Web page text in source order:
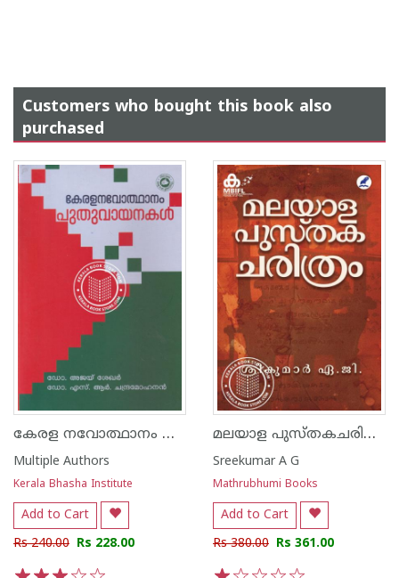
Customers who bought this book also
purchased
കേരള നവോത്ഥാനം പുതു വായനകള്‍
Multiple Authors
Kerala Bhasha Institute
Add to Cart
Rs 240.00 Rs 228.00
മലയാള പുസ്തകചരിത്രം
Sreekumar A G
Mathrubhumi Books
Add to Cart
Rs 380.00 Rs 361.00